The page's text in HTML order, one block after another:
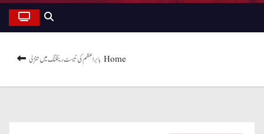
Home بابر اعظم کی ٹیسٹ رینکنگ میں تنزلی